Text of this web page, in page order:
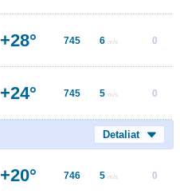
+28° 745 6 m/s 0
+24° 745 5 m/s 0
Detaliat
+20° 746 5 m/s 0